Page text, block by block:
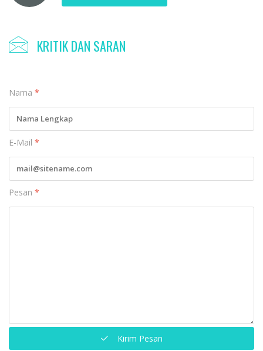
KRITIK DAN SARAN
Nama *
E-Mail *
Pesan *
Kirim Pesan